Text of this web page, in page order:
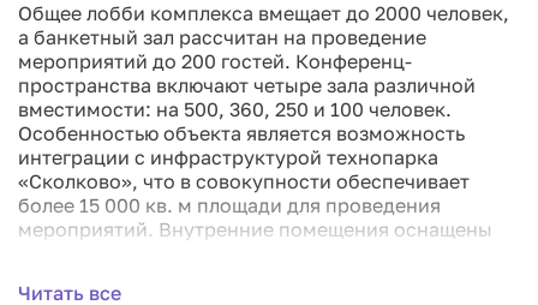
Общее лобби комплекса вмещает до 2000 человек,
а банкетный зал рассчитан на проведение
мероприятий до 200 гостей. Конференц-
пространства включают четыре зала различной
вместимости: на 500, 360, 250 и 100 человек.
Особенностью объекта является возможность
интеграции с инфраструктурой технопарка
«Сколково», что в совокупности обеспечивает
более 15 000 кв. м площади для проведения
мероприятий. Внутренние помещения оснащены
Читать все